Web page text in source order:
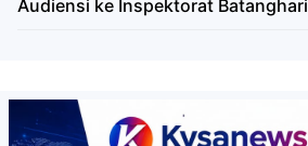
Audiensi ke Inspektorat Batanghari